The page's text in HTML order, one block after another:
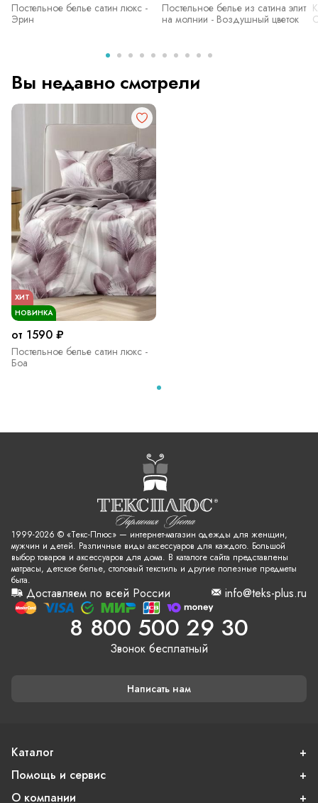
Постельное белье сатин люкс -
Эрин
Постельное белье из сатина элит
на молнии - Воздушный цветок
Вы недавно смотрели
ХИТ
НОВИНКА
от 1590 ₽
Постельное белье сатин люкс -
Боа
1999-2026 © «Текс-Плюс» — интернет-магазин одежды для женщин,
мужчин и детей. Различные виды аксессуаров для каждого. Большой
выбор товаров и аксессуаров для дома. В каталоге сайта представлены
матрасы, детское белье, столовый текстиль и другие полезные предметы
быта.
Доставляем по всей России info@teks-plus.ru
8 800 500 29 30
Звонок бесплатный
Написать нам
Каталог
Помощь и сервис
О компании